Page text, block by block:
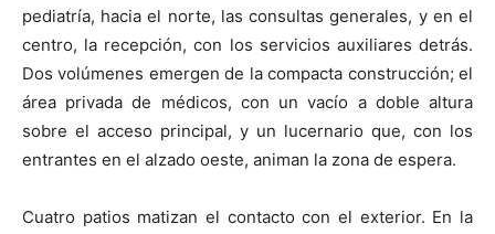
pediatría, hacia el norte, las consultas generales, y en el
centro, la recepción, con los servicios auxiliares detrás.
Dos volúmenes emergen de la compacta construcción; el
área privada de médicos, con un vacío a doble altura
sobre el acceso principal, y un lucernario que, con los
entrantes en el alzado oeste, animan la zona de espera.
Cuatro patios matizan el contacto con el exterior. En la